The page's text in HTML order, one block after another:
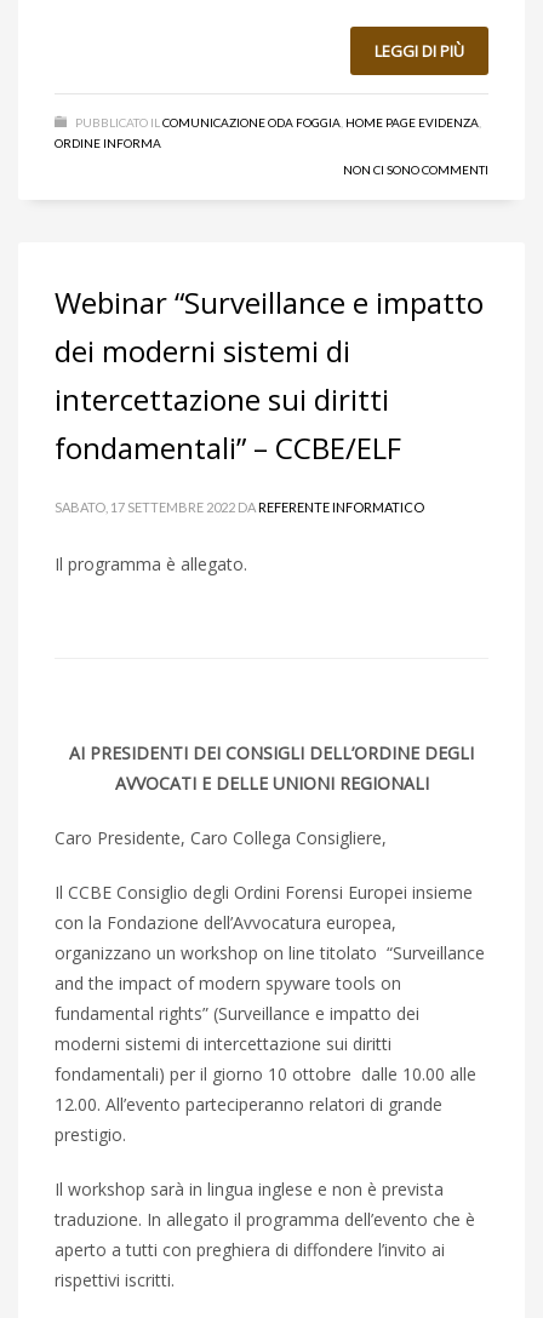
LEGGI DI PIÙ
PUBBLICATO IL COMUNICAZIONE ODA FOGGIA HOME PAGE EVIDENZA
ORDINE INFORMA
NON CI SONO COMMENTI
Webinar “Surveillance e impatto
dei moderni sistemi di
intercettazione sui diritti
fondamentali” – CCBE/ELF
SABATO, 17 SETTEMBRE 2022 DAREFERENTE INFORMATICO
Il programma è allegato.
AI PRESIDENTI DEI CONSIGLI DELL’ORDINE DEGLI
AVVOCATI E DELLE UNIONI REGIONALI
Caro Presidente, Caro Collega Consigliere,
Il CCBE Consiglio degli Ordini Forensi Europei insieme
con la Fondazione dell’Avvocatura europea,
organizzano un workshop on line titolato “Surveillance
and the impact of modern spyware tools on
fundamental rights” (Surveillance e impatto dei
moderni sistemi di intercettazione sui diritti
fondamentali) per il giorno 10 ottobre dalle 10.00 alle
12.00. All’evento parteciperanno relatori di grande
prestigio.
Il workshop sarà in lingua inglese e non è prevista
traduzione. In allegato il programma dell’evento che è
aperto a tutti con preghiera di diffondere l’invito ai
rispettivi iscritti.